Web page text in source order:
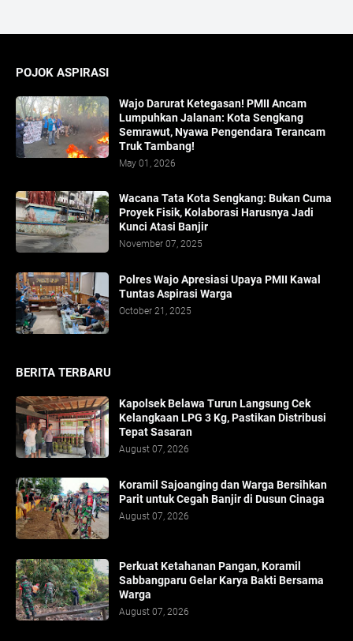
POJOK ASPIRASI
Wajo Darurat Ketegasan! PMII Ancam
Lumpuhkan Jalanan: Kota Sengkang
Semrawut, Nyawa Pengendara Terancam
Truk Tambang!
May 01, 2026
​Wacana Tata Kota Sengkang: Bukan Cuma
Proyek Fisik, Kolaborasi Harusnya Jadi
Kunci Atasi Banjir
November 07, 2025
Polres Wajo Apresiasi Upaya PMII Kawal
Tuntas Aspirasi Warga
October 21, 2025
BERITA TERBARU
Kapolsek Belawa Turun Langsung Cek
Kelangkaan LPG 3 Kg, Pastikan Distribusi
Tepat Sasaran
August 07, 2026
Koramil Sajoanging dan Warga Bersihkan
Parit untuk Cegah Banjir di Dusun Cinaga
August 07, 2026
Perkuat Ketahanan Pangan, Koramil
Sabbangparu Gelar Karya Bakti Bersama
Warga
August 07, 2026